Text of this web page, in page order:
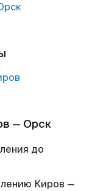
— Орск
до
Киров —